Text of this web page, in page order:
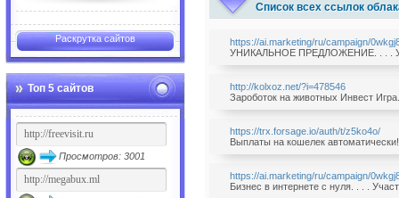
Раскрутка сайтов
Топ 5 сайтов
Просмотров: 3001
Список всех ссылок
https://ai.marketing/ru/campaign/
УНИКАЛЬНОЕ ПРЕДЛОЖЕНИЕ. . . .
http://kolxoz.net/?i=478546
Зароботок на животных Инвест
https://trx.forsage.io/auth/t/z5ko4o/
Выплаты на кошелек
https://ai.marketing/ru/campaign/
Бизнес в интернете с нуля. . . .